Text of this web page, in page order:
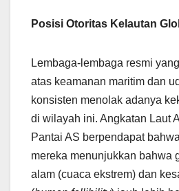
Posisi Otoritas Kelautan
Lembaga-lembaga resmi
atas keamanan maritim dan
konsisten menolak adanya
di wilayah ini. Angkatan Laut
Pantai AS berpendapat
mereka menunjukkan bahwa
alam (cuaca ekstrem) dan